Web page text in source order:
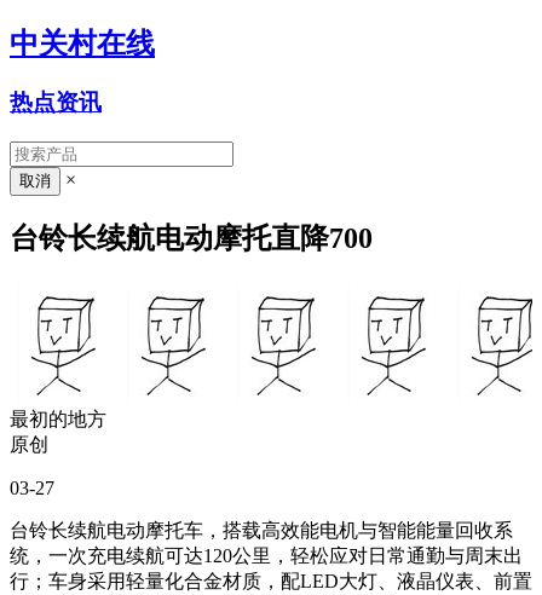
中关村在线
热点资讯
×
台铃长续航电动摩托直降700
最初的地方
原创
03-27
台铃长续航电动摩托车，搭载高效能电机与智能能量回收系
统，一次充电续航可达120公里，轻松应对日常通勤与周末出
行；车身采用轻量化合金材质，配LED大灯、液晶仪表、前置